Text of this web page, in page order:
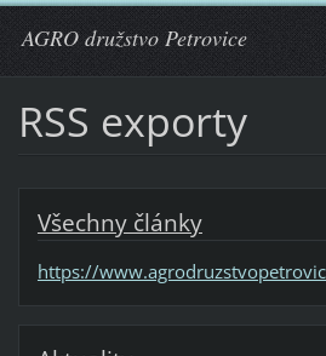
AGRO družstvo Petrovice
RSS exporty
Všechny články
https://